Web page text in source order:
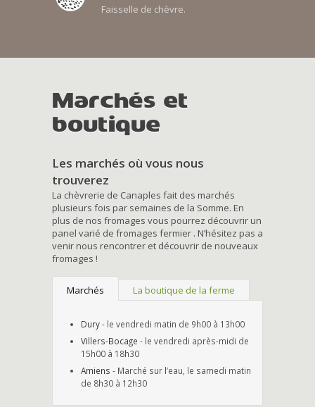
Faisselle de chèvre.
Marchés et
boutique
Les marchés où vous nous
trouverez
La chèvrerie de Canaples fait des marchés
plusieurs fois par semaines de la Somme. En
plus de nos fromages vous pourrez découvrir un
panel varié de fromages fermier . N’hésitez pas a
venir nous rencontrer et découvrir de nouveaux
fromages !
Marchés La boutique de la ferme
Dury- le vendredi matin de 9h00 à 13h00
Villers-Bocage - le vendredi après-midi de
15h00 à 18h30
Amiens - Marché sur l’eau, le samedi matin
de 8h30 à 12h30